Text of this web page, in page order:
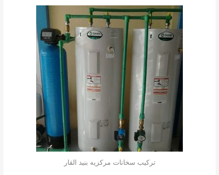
تركيب سخانات مركزيه بنيد القار